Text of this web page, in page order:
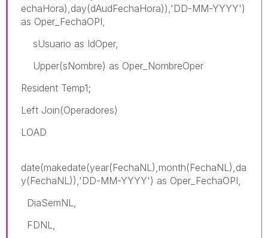
echaHora),day(dAudFechaHora)),'DD-MM-YYYY')
as Oper_FechaOPI,
sUsuario as IdOper,
Upper(sNombre) as Oper_NombreOper
Resident Temp1;
Left Join(Operadores)
LOAD
date(makedate(year(FechaNL),month(FechaNL),da
y(FechaNL)),'DD-MM-YYYY') as Oper_FechaOPI,
DiaSemNL,
FDNL,